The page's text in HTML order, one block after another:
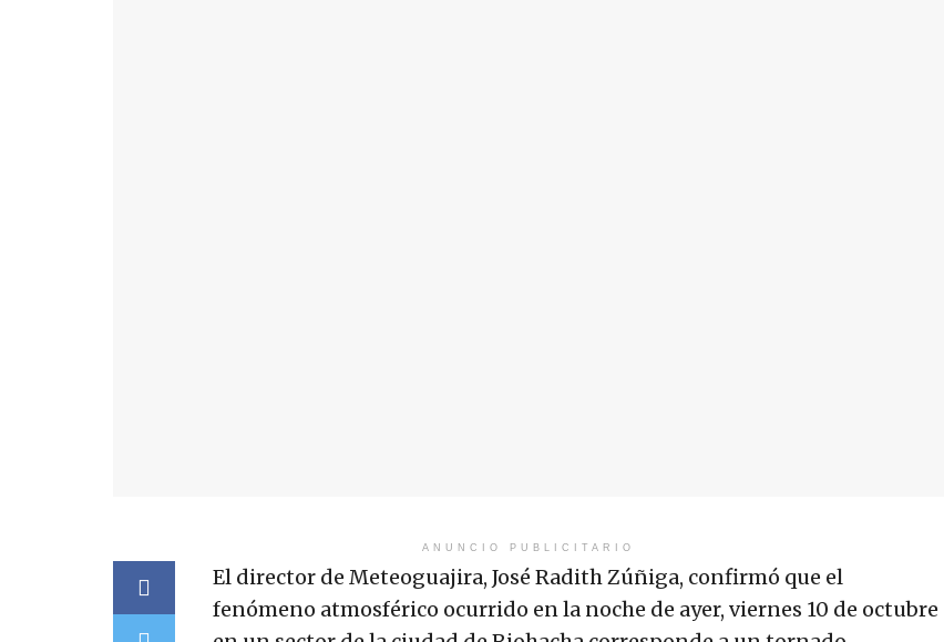
ANUNCIO PUBLICITARIO
El director de Meteoguajira, José Radith Zúñiga, confirmó que el
fenómeno atmosférico ocurrido en la noche de ayer, viernes 10 de octubre